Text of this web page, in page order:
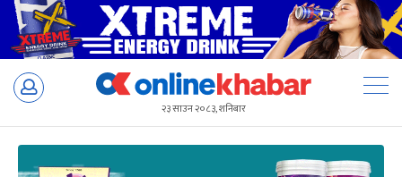
Skip
२३ साउन २०८३, शनिबार